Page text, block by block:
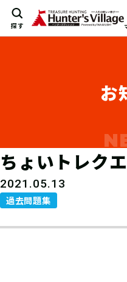
探す
お
ちょいトレク
2021.05.13
過去問題集